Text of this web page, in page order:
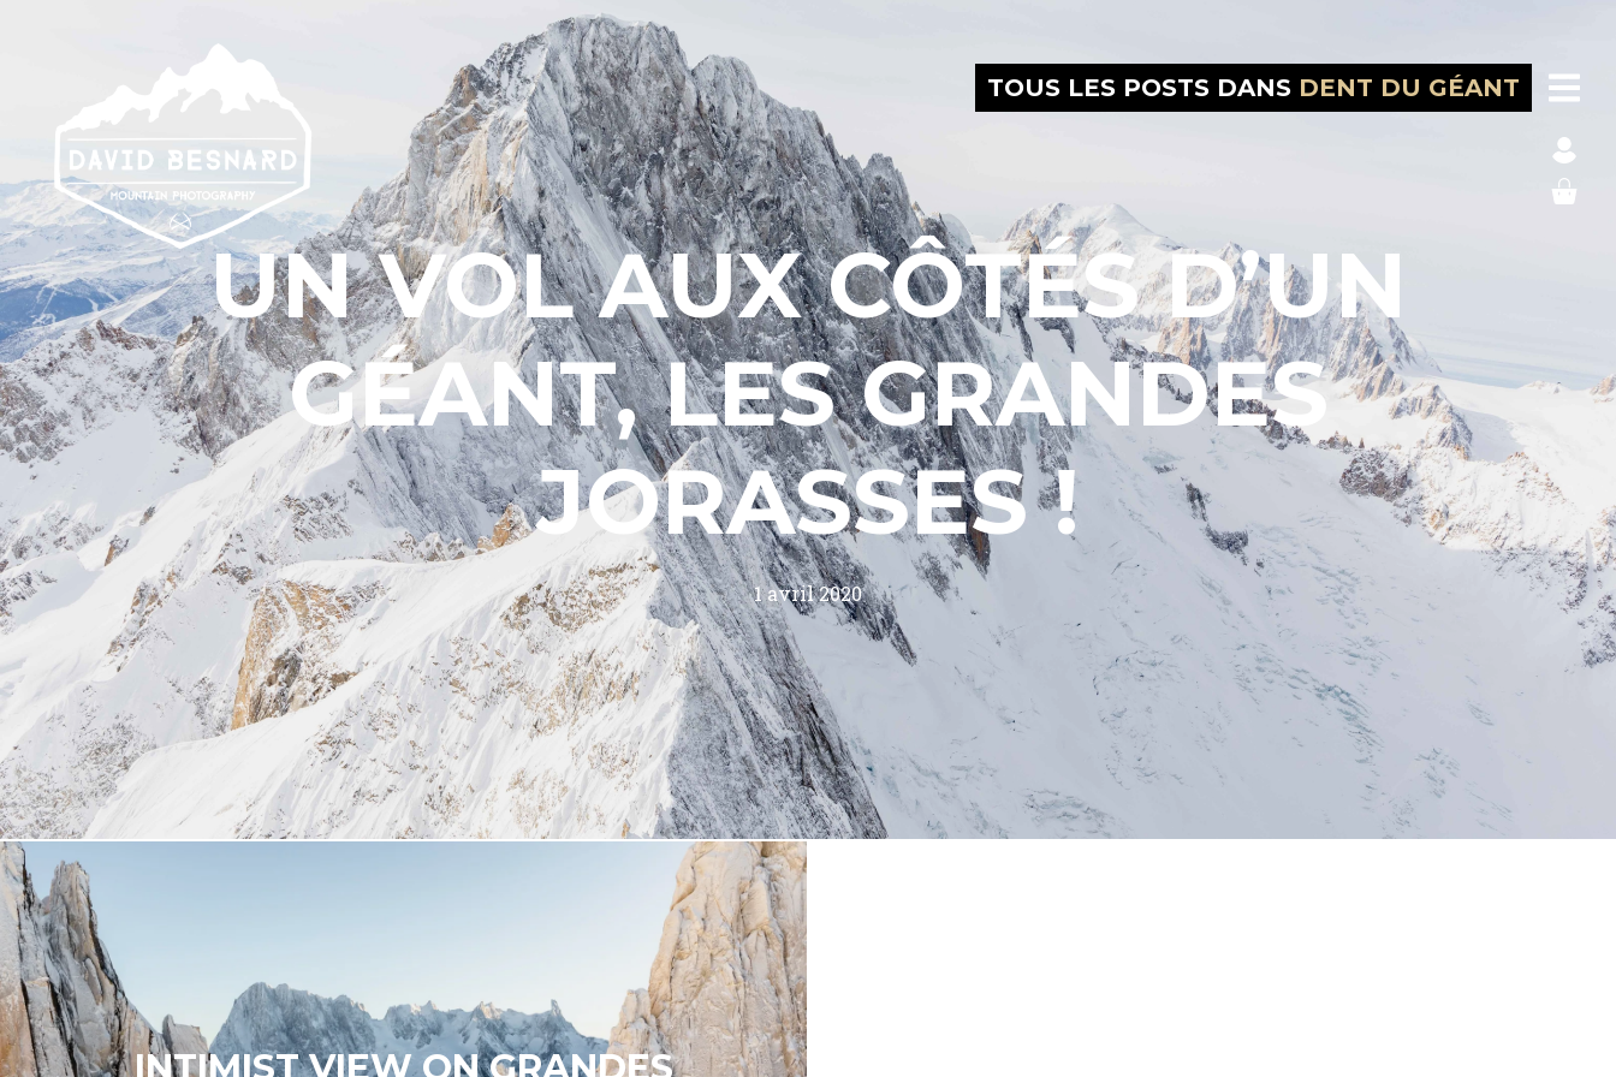
TOUS LES POSTS DANS DENT DU GÉANT
UN VOL AUX CÔTÉS D’UN
GÉANT, LES GRANDES
JORASSES !
1 avril 2020
INTIMIST VIEW ON GRANDES